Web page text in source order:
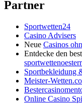
Partner
Sportwetten24
Casino Advisers
Neue Casinos
Entdecke den
Sportbekleidung
Meister-
Online Casino